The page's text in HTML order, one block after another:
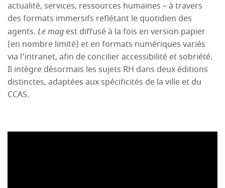
actualité, services, ressources humaines – à travers
des formats immersifs reflétant le quotidien des
agents. Le mag est diffusé à la fois en version papier
(en nombre limité) et en formats numériques variés
via l’intranet, afin de concilier accessibilité et sobriété.
Il intègre désormais les sujets RH dans deux éditions
distinctes, adaptées aux spécificités de la ville et du
CCAS.